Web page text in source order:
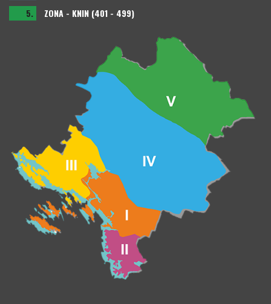
5.
ZONA - KNIN (401 - 499)